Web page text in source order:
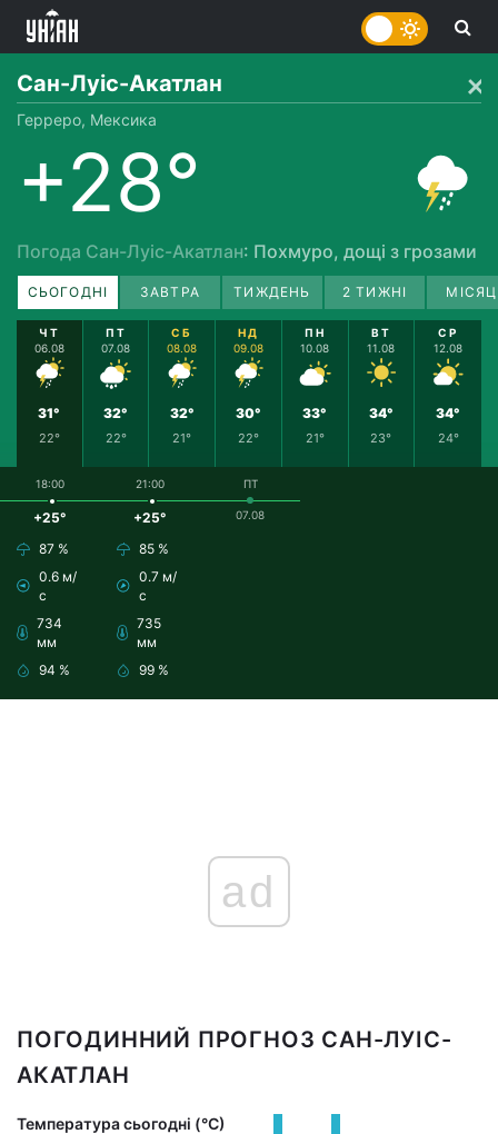
Сан-Луіс-Акатлан
Герреро, Мексика
+28°
Погода Сан-Луіс-Акатлан: Похмуро, дощі з грозами
СЬОГОДНІ ЗАВТРА ТИЖДЕНЬ 2 ТИЖНІ
ЧТ
06.08
31°
22°
ПТ
07.08
32°
22°
СБ
08.08
32°
21°
НД
09.08
30°
22°
ПН
10.08
33°
21°
ВТ
11.08
34°
23°
СР
12.08
34°
24°
18:00
+25°
87 %
0.6 м/
с
734
мм
94 %
21:00
+25°
85 %
0.7 м/
с
735
мм
99 %
ПТ
07.08
ad
ПОГОДИННИЙ ПРОГНОЗ САН-ЛУІС-
АКАТЛАН
Температура сьогодні (°С)